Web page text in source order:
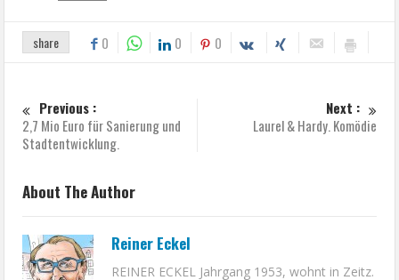
share 0 0 0
Previous :
2,7 Mio Euro für Sanierung und
Stadtentwicklung.
Next :
Laurel & Hardy. Komödie
About The Author
Reiner Eckel
REINER ECKEL Jahrgang 1953, wohnt in Zeitz.